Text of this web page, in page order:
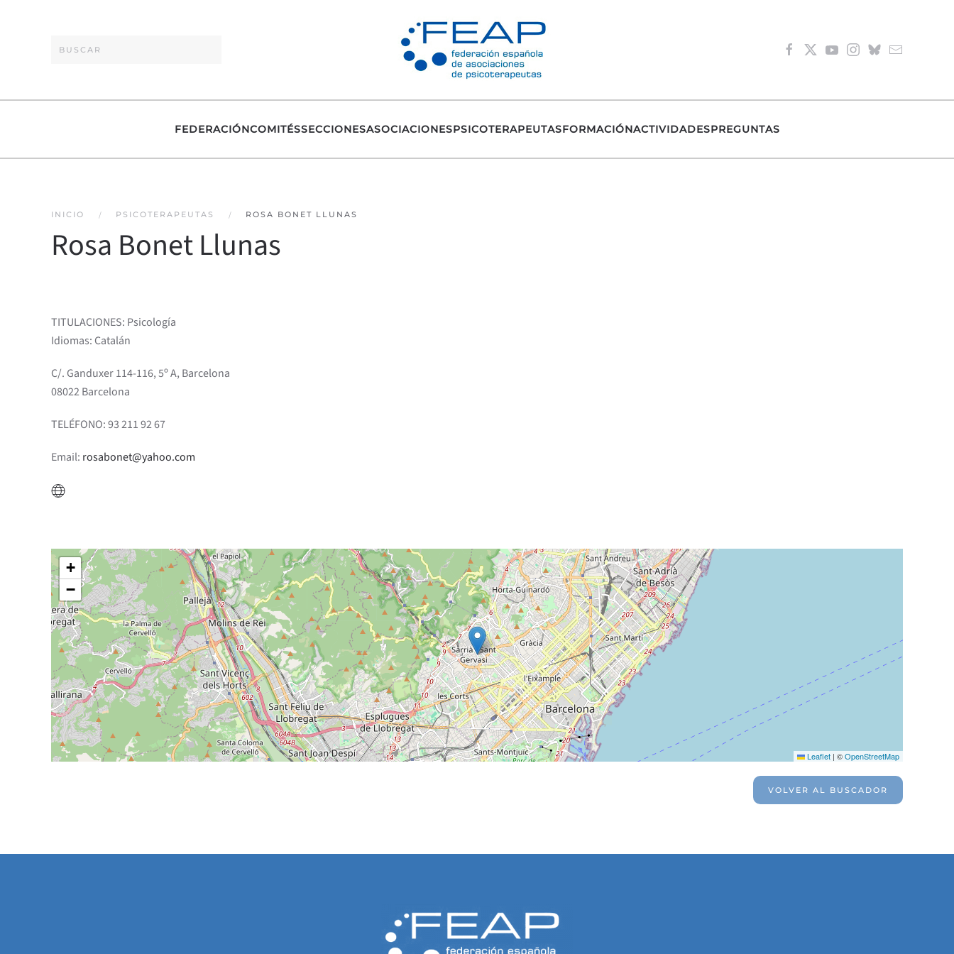
FEDERACIÓNCOMITÉSSECCIONESASOCIACIONESPSICOTERAPEUTASFORMACIÓNACTIVIDADESPREGUNTAS
INICIO PSICOTERAPEUTAS ROSA BONET LLUNAS
Rosa Bonet Llunas
TITULACIONES: Psicología
Idiomas: Catalán
C/. Ganduxer 114-116, 5º A, Barcelona
08022 Barcelona
TELÉFONO: 93 211 92 67
Email: rosabonet@yahoo.com
+
−
Leaflet | ©OpenStreetMap
VOLVER AL BUSCADOR